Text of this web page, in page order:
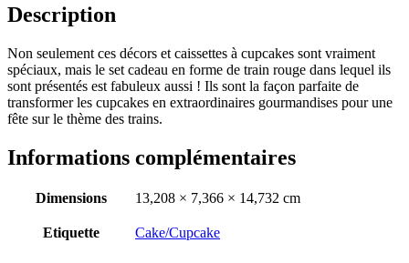
Description
Non seulement ces décors et caissettes à cupcakes sont vraiment
spéciaux, mais le set cadeau en forme de train rouge dans lequel ils
sont présentés est fabuleux aussi ! Ils sont la façon parfaite de
transformer les cupcakes en extraordinaires gourmandises pour une
fête sur le thème des trains.
Informations complémentaires
Dimensions 13,208 × 7,366 × 14,732 cm
Etiquette Cake/Cupcake